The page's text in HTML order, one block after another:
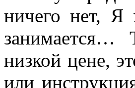
ничего нет, Я
занимается…
низкой цене,
или